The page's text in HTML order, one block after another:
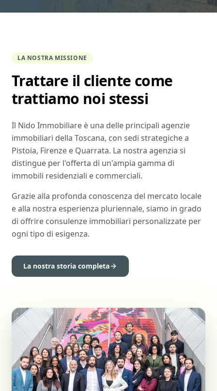
LA NOSTRA MISSIONE
Trattare il cliente come
trattiamo noi stessi
Il Nido Immobiliare è una delle principali agenzie
immobiliari della Toscana, con sedi strategiche a
Pistoia, Firenze e Quarrata. La nostra agenzia si
distingue per l'offerta di un'ampia gamma di
immobili residenziali e commerciali.
Grazie alla profonda conoscenza del mercato locale
e alla nostra esperienza pluriennale, siamo in grado
di offrire consulenze immobiliari personalizzate per
ogni tipo di esigenza.
La nostra storia completa